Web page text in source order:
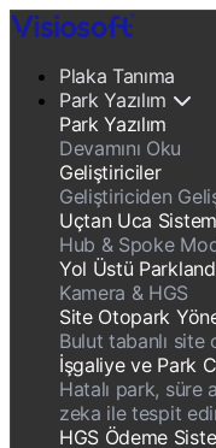
Plaka Tanıma
Park Yazılım
Park Yazılım
Devamını Oku
Geliştiriciler
Geliştiriciden
Uçtan Uca Sistem
Hub & Spoke
Yol Üstü
Kamera & HGS
Site Otopark
Bulut tabanlı
İşgaliye ve Park
Hatalı park, süre
zeka ile tespit
HGS Ödeme